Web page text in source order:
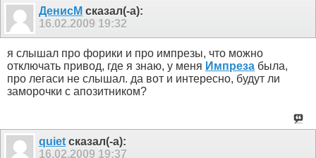
ДенисМ сказал(-а):
16.02.2009 19:32
я слышал про форики и про импрезы, что можно
отключать привод, где я знаю, у меня Импреза была,
про легаси не слышал. да вот и интересно, будут ли
заморочки с апозитником?
quiet сказал(-а):
16.02.2009 19:37